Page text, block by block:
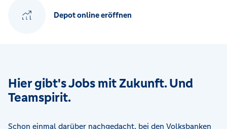
Depot online eröffnen
Hier gibt's Jobs mit Zukunft. Und
Teamspirit.
Schon einmal darüber nachgedacht, bei den Volksbanken